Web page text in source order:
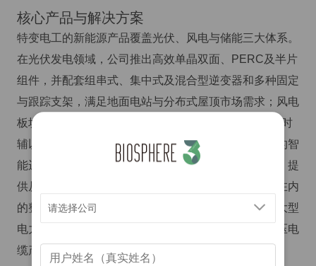
核心产品与解决方案
特变电工的新能源产品覆盖光伏、风电与储能三大体系。
在光伏发电领域，公司推出高效单晶双面、PERC及半片
组件，并配套组串式、集中式及混合型逆变器和多种固定
与跟踪支架，满足地面电站与分布式屋顶市场需求；风电
板块则拥有2–6MW陆上机组及6–10MW海上机组，同时
辅以智能控制与远程监控系统，实现风机全生命周期的智
能运维；储能系统囊括锂电、液流和钠离子电池技术，提
供从集装箱化储能单元到双向变流器、智能调度平台在内
的整体方案。此外，公司在输变电领域拥有特高压、大型
电力与整流变压器，以及各类电抗器、互感器和超高压电
缆产品，能够为复杂电网建设与升级提供一体化服务。
请选择公司